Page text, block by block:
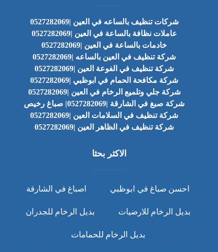
شركات تنظيف بالساعه في العين |0527282069
عاملات نظافة بالساعة في العين |0527282069
خادمات بالساعة في العين |0527282069
شركة تنظيف في العين بالساعه |0527282069
شركة تنظيف في الفوعة العين |0527282069
شركة مكافحة الحمام في ابوظبي |0527282069
شركة جلي وتلميع الرخام في العين |0527282069
شركة صبغ في الشارقة |0527282069| صباغ رخيص
شركة تنظيف في السلامات العين |0527282069
شركة تنظيف في الظاهر العين |0527282069
الاكثر بحثا
احسن صباغ في ابوظبي اصباغ في الشارقة
بديل الرخام للارضيات بديل الرخام للجدران
بديل الرخام للحمامات